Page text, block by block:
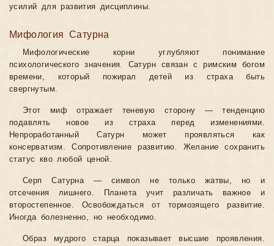
усилий для развития дисциплины.
Мифология Сатурна
Мифологические корни углубляют понимание
психологического значения. Сатурн связан с римским богом
времени, который пожирал детей из страха быть
свергнутым.
Этот миф отражает теневую сторону — тенденцию
подавлять новое из страха перед изменениями.
Непроработанный Сатурн может проявляться как
консерватизм. Сопротивление развитию. Желание сохранить
статус кво любой ценой.
Серп Сатурна — символ не только жатвы, но и
отсечения лишнего. Планета учит различать важное и
второстепенное. Освобождаться от тормозящего развитие.
Иногда болезненно, но необходимо.
Образ мудрого старца показывает высшие проявления.